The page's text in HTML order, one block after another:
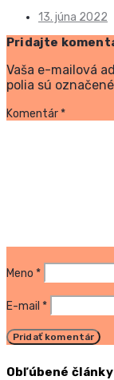
13. júna 2022
Pridajte
Vaša e-mailová
polia sú označené
Komentár *
Meno *
E-mail *
Obľúbené články